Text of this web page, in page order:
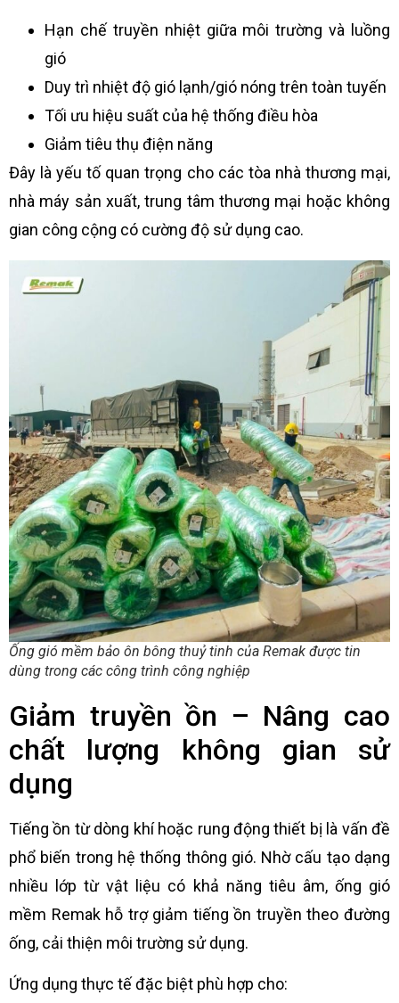
Hạn chế truyền nhiệt giữa môi trường và luồng
gió
Duy trì nhiệt độ gió lạnh/gió nóng trên toàn tuyến
Tối ưu hiệu suất của hệ thống điều hòa
Giảm tiêu thụ điện năng
Đây là yếu tố quan trọng cho các tòa nhà thương mại,
nhà máy sản xuất, trung tâm thương mại hoặc không
gian công cộng có cường độ sử dụng cao.
Ống gió mềm bảo ôn bông thuỷ tinh của Remak được tin
dùng trong các công trình công nghiệp
Giảm truyền ồn – Nâng cao
chất lượng không gian sử
dụng
Tiếng ồn từ dòng khí hoặc rung động thiết bị là vấn đề
phổ biến trong hệ thống thông gió. Nhờ cấu tạo dạng
nhiều lớp từ vật liệu có khả năng tiêu âm, ống gió
mềm Remak hỗ trợ giảm tiếng ồn truyền theo đường
ống, cải thiện môi trường sử dụng.
Ứng dụng thực tế đặc biệt phù hợp cho: